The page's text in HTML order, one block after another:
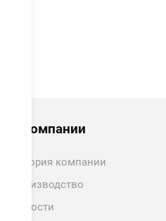
О компании
История компании
Производство
Новости